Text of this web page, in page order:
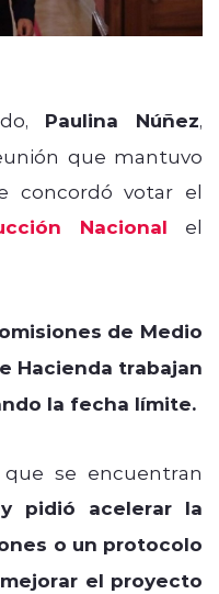
Paulina Núñez,
que mantuvo
concordó votar el
Nacional el
de Medio
Hacienda trabajan
la fecha límite.
se encuentran
pidió acelerar la
o un protocolo
el proyecto